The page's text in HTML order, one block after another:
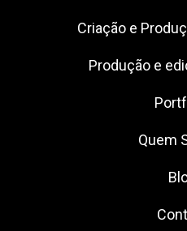
Criação e
Produção e
Quem